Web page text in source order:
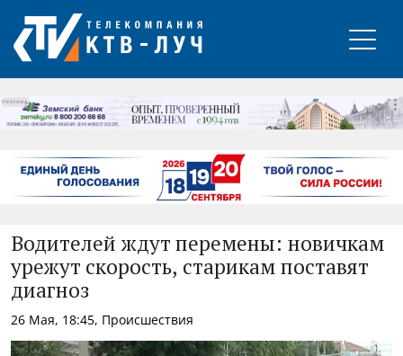
РЕКЛАМА
Водителей ждут перемены: новичкам
урежут скорость, старикам поставят
диагноз
26 Мая, 18:45, Происшествия